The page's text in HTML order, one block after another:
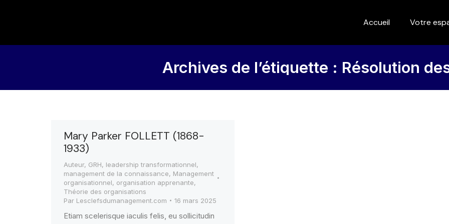
Accueil Votre
Archives de l’étiquette : Résolution
Mary Parker FOLLETT (1868-
1933)
Auteur, GRH, leadership transformationnel,
management de la connaissance, Management
organisationnel, organisation apprenante,
Théorie des organisations
Par Lesclefsdumanagement.com 16 mars 2025
Etiam scelerisque iaculis felis, eu sollicitudin